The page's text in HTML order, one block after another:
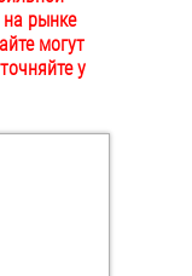
рынке
могут
у